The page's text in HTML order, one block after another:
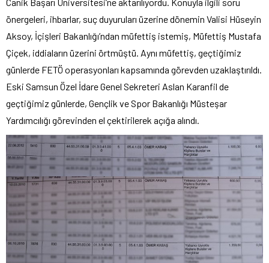
Canik Başarı Üniversitesi’ne aktarılıyordu. Konuyla ilgili soru
önergeleri, ihbarlar, suç duyuruları üzerine dönemin Valisi Hüseyin
Aksoy, İçişleri Bakanlığı’ndan müfettiş istemiş, Müfettiş Mustafa
Çiçek, iddiaların üzerini örtmüştü. Aynı müfettiş, geçtiğimiz
günlerde FETÖ operasyonları kapsamında görevden uzaklaştırıldı.
Eski Samsun Özel İdare Genel Sekreteri Aslan Karanfil de
geçtiğimiz günlerde, Gençlik ve Spor Bakanlığı Müsteşar
Yardımcılığı görevinden el çektirilerek açığa alındı.